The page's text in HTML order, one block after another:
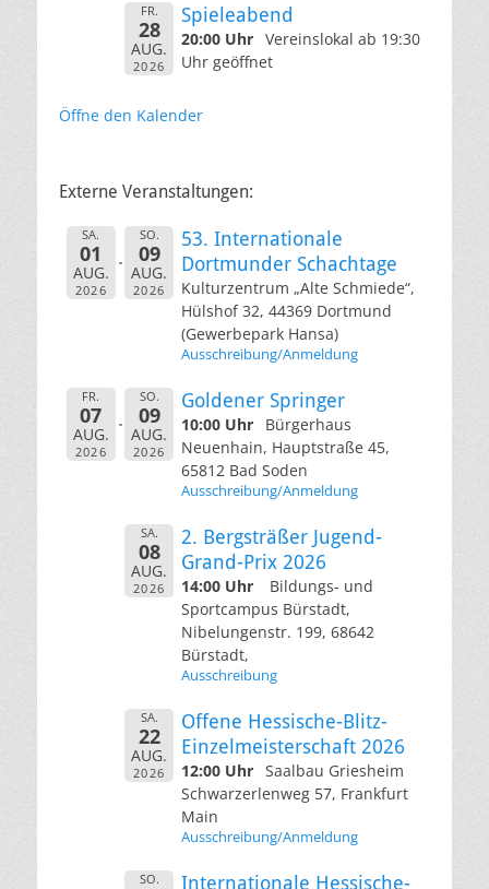
FR.
28
AUG.
2026
Spieleabend
20:00 Uhr Vereinslokal ab 19:30
Uhr geöffnet
Öffne den Kalender
Externe Veranstaltungen:
SA.
01
AUG.
2026
SO.
09
AUG.
2026
53. Internationale
Dortmunder Schachtage
Kulturzentrum „Alte Schmiede“,
Hülshof 32, 44369 Dortmund
(Gewerbepark Hansa)
Ausschreibung/Anmeldung
FR.
07
AUG.
2026
SO.
09
AUG.
2026
Goldener Springer
10:00 Uhr
Bürgerhaus
Neuenhain, Hauptstraße 45,
65812 Bad Soden
Ausschreibung/Anmeldung
SA.
08
AUG.
2026
2. Bergsträßer Jugend-
Grand-Prix 2026
14:00 Uhr
Bildungs- und
Sportcampus Bürstadt,
Nibelungenstr. 199, 68642
Bürstadt,
Ausschreibung
SA.
22
AUG.
2026
Offene Hessische-Blitz-
Einzelmeisterschaft 2026
12:00 Uhr Saalbau Griesheim
Schwarzerlenweg 57, Frankfurt
Main
Ausschreibung/Anmeldung
SO. Internationale Hessische-